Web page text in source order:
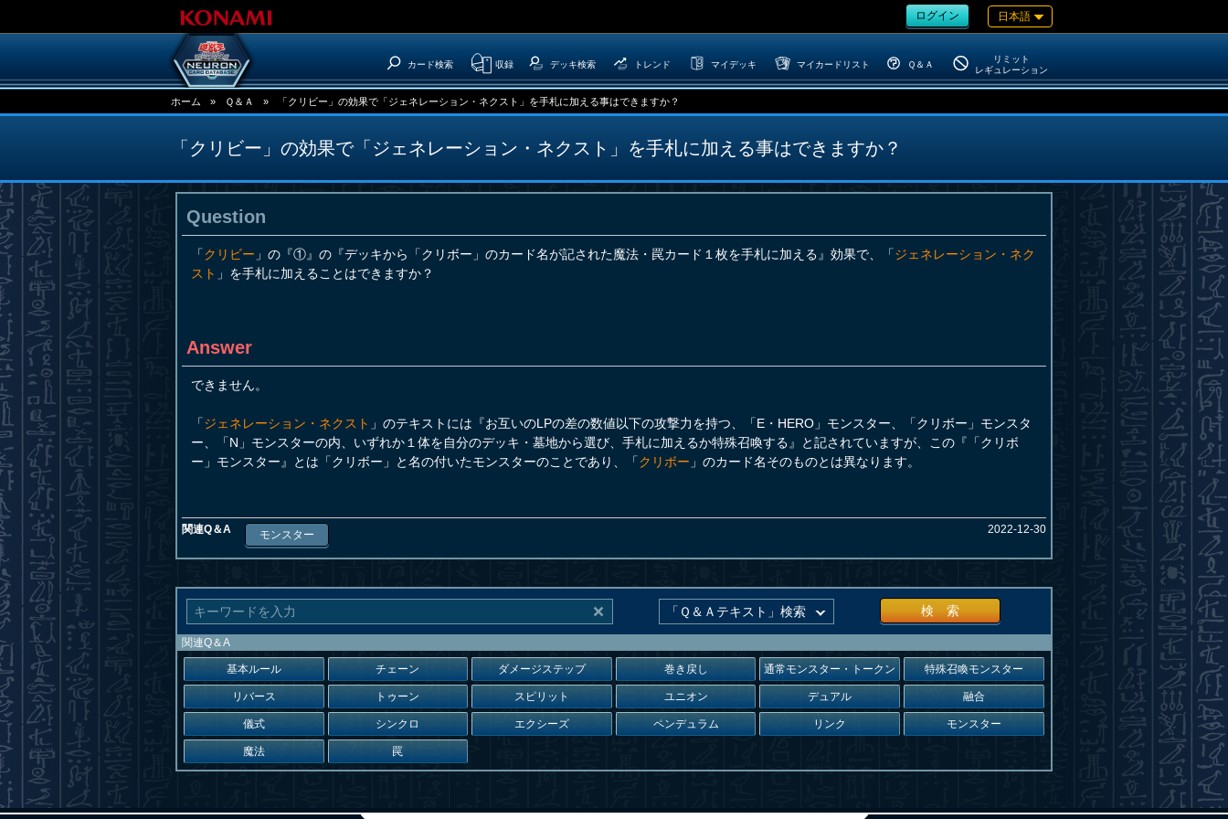
ログイン 日本語
カード検索 収録 デッキ検索 トレンド マイデッキ マイカードリスト Ｑ＆Ａ
リミット
レギュレーション
ホーム » Ｑ＆Ａ » 「クリビー」の効果で「ジェネレーション・ネクスト」を手札に加える事はできますか？
「クリビー」の効果で「ジェネレーション・ネクスト」を手札に加える事はできますか？
Question
「クリビー 」の『①』の『デッキから「クリボー」のカード名が記された魔法・罠カード１枚を手札に加える』効果で、「ジェネレーション・ネク
スト 」を手札に加えることはできますか？
Answer
できません。
「ジェネレーション・ネクスト 」のテキストには『お互いのLPの差の数値以下の攻撃力を持つ、「E・HERO」モンスター、「クリボー」モンスタ
ー、「N」モンスターの内、いずれか１体を自分のデッキ・墓地から選び、手札に加えるか特殊召喚する』と記されていますが、この『「クリボ
ー」モンスター』とは「クリボー」と名の付いたモンスターのことであり、「クリボー 」のカード名そのものとは異なります。
関連Q＆A モンスター 2022-12-30
検 索
関連Q＆A
基本ルール チェーン ダメージステップ 巻き戻し 通常モンスター・トークン 特殊召喚モンスター
リバース トゥーン スピリット ユニオン デュアル 融合
儀式 シンクロ エクシーズ ペンデュラム リンク モンスター
魔法 罠